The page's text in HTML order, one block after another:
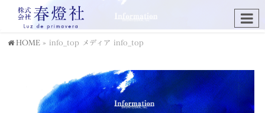
HOME » info_top メディア info_top